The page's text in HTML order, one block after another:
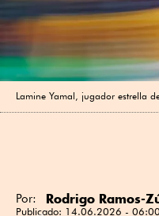
Lamine Yamal, jugador estrella
Por: Rodrigo Ramos-
Publicado: 14.06.2026 - 06:00